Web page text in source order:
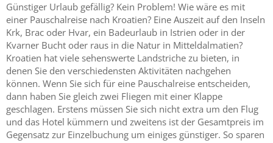
Günstiger Urlaub gefällig? Kein Problem! Wie wäre es mit
einer Pauschalreise nach Kroatien? Eine Auszeit auf den Inseln
Krk, Brac oder Hvar, ein Badeurlaub in Istrien oder in der
Kvarner Bucht oder raus in die Natur in Mitteldalmatien?
Kroatien hat viele sehenswerte Landstriche zu bieten, in
denen Sie den verschiedensten Aktivitäten nachgehen
können. Wenn Sie sich für eine Pauschalreise entscheiden,
dann haben Sie gleich zwei Fliegen mit einer Klappe
geschlagen. Erstens müssen Sie sich nicht extra um den Flug
und das Hotel kümmern und zweitens ist der Gesamtpreis im
Gegensatz zur Einzelbuchung um einiges günstiger. So sparen